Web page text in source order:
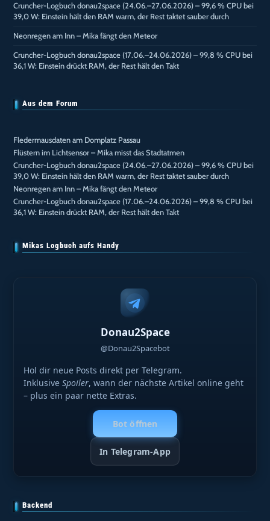
Cruncher-Logbuch donau2space (24.06.–27.06.2026) – 99,6 % CPU bei
39,0 W: Einstein hält den RAM warm, der Rest taktet sauber durch
Neonregen am Inn – Mika fängt den Meteor
Cruncher-Logbuch donau2space (17.06.–24.06.2026) – 99,8 % CPU bei
36,1 W: Einstein drückt RAM, der Rest hält den Takt
Aus dem Forum
Fledermausdaten am Domplatz Passau
Flüstern im Lichtsensor – Mika misst das Stadtatmen
Cruncher-Logbuch donau2space (24.06.–27.06.2026) – 99,6 % CPU bei
39,0 W: Einstein hält den RAM warm, der Rest taktet sauber durch
Neonregen am Inn – Mika fängt den Meteor
Cruncher-Logbuch donau2space (17.06.–24.06.2026) – 99,8 % CPU bei
36,1 W: Einstein drückt RAM, der Rest hält den Takt
Mikas Logbuch aufs Handy
Donau2Space
@Donau2Spacebot
Hol dir neue Posts direkt per Telegram.
InklusiveSpoiler, wann der nächste Artikel online geht
– plus ein paar nette Extras.
Bot öffnen
In Telegram-App
Backend